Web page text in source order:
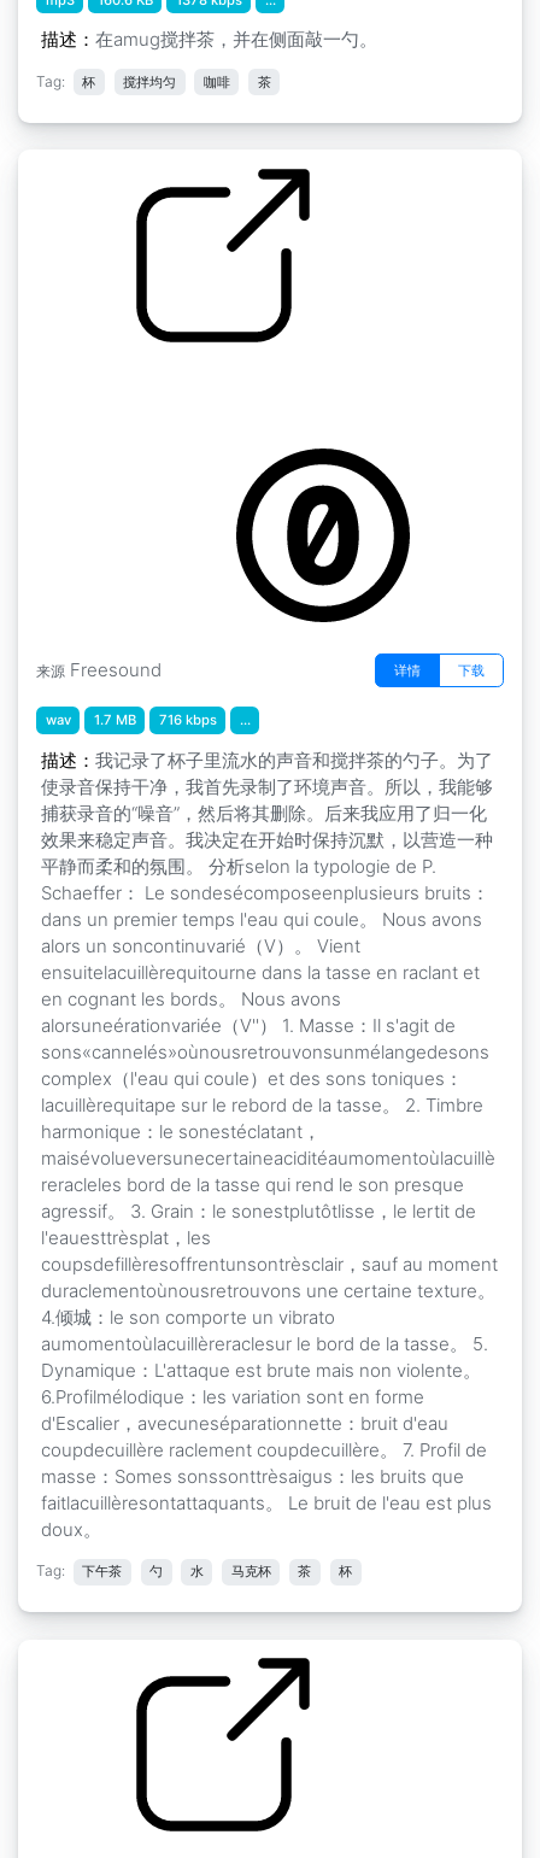
描述： 在amug搅拌茶，并在侧面敲一勺。
Tag: 杯 搅拌均匀 咖啡 茶
来源 Freesound 详情 下载
wav 1.7 MB 716 kbps ...
描述： 我记录了杯子里流水的声音和搅拌茶的勺子。为了
使录音保持干净，我首先录制了环境声音。所以，我能够
捕获录音的“噪音”，然后将其删除。后来我应用了归一化
效果来稳定声音。我决定在开始时保持沉默，以营造一种
平静而柔和的氛围。 分析selon la typologie de P.
Schaeffer： Le sondesécomposeenplusieurs bruits：
dans un premier temps l'eau qui coule。 Nous avons
alors un soncontinuvarié（V）。 Vient
ensuitelacuillèrequitourne dans la tasse en raclant et
en cognant les bords。 Nous avons
alorsuneérationvariée（V''） 1. Masse：Il s'agit de
sons«cannelés»oùnousretrouvonsunmélangedesons
complex（l'eau qui coule）et des sons toniques：
lacuillèrequitape sur le rebord de la tasse。 2. Timbre
harmonique：le sonestéclatant，
maisévolueversunecertaineaciditéaumomentoùlacuillè
reracleles bord de la tasse qui rend le son presque
agressif。 3. Grain：le sonestplutôtlisse，le lertit de
l'eauesttrèsplat，les
coupsdefillèresoffrentunsontrèsclair，sauf au moment
duraclementoùnousretrouvons une certaine texture。
4.倾城：le son comporte un vibrato
aumomentoùlacuillèreraclesur le bord de la tasse。 5.
Dynamique：L'attaque est brute mais non violente。
6.Profilmélodique：les variation sont en forme
d'Escalier，avecuneséparationnette：bruit d'eau
coupdecuillère raclement coupdecuillère。 7. Profil de
masse：Somes sonssonttrèsaigus：les bruits que
faitlacuillèresontattaquants。 Le bruit de l'eau est plus
doux。
Tag: 下午茶 勺 水 马克杯 茶 杯